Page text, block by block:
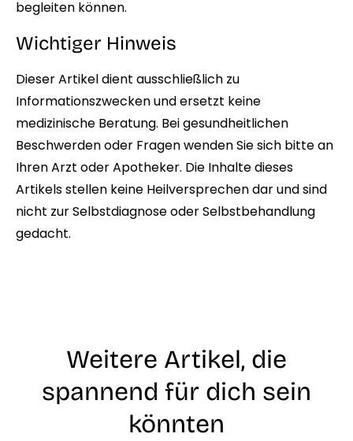
begleiten können.
Wichtiger Hinweis
Dieser Artikel dient ausschließlich zu
Informationszwecken und ersetzt keine
medizinische Beratung. Bei gesundheitlichen
Beschwerden oder Fragen wenden Sie sich bitte an
Ihren Arzt oder Apotheker. Die Inhalte dieses
Artikels stellen keine Heilversprechen dar und sind
nicht zur Selbstdiagnose oder Selbstbehandlung
gedacht.
Weitere Artikel, die
spannend für dich sein
könnten